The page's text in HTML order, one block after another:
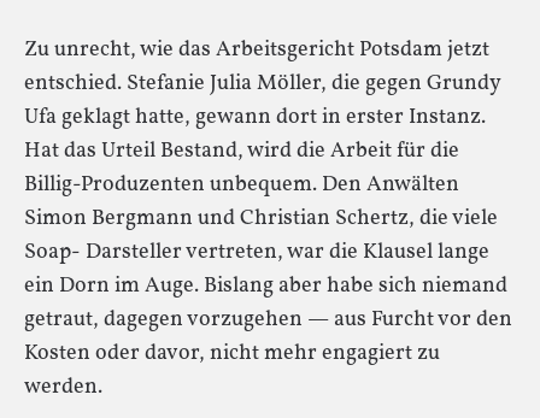
Zu unrecht, wie das Arbeitsgericht Potsdam jetzt
entschied. Stefanie Julia Möller, die gegen Grundy
Ufa geklagt hatte, gewann dort in erster Instanz.
Hat das Urteil Bestand, wird die Arbeit für die
Billig-Produzenten unbequem. Den Anwälten
Simon Bergmann und Christian Schertz, die viele
Soap- Darsteller vertreten, war die Klausel lange
ein Dorn im Auge. Bislang aber habe sich niemand
getraut, dagegen vorzugehen — aus Furcht vor den
Kosten oder davor, nicht mehr engagiert zu
werden.